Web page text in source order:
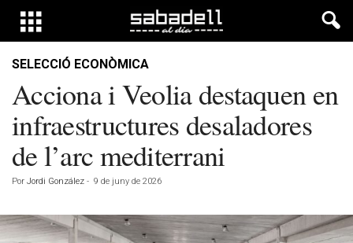
SELECCIÓ ECONÒMICA
Acciona i Veolia destaquen en
infraestructures desaladores
de l’arc mediterrani
Por Jordi González - 9 de juny de 2026